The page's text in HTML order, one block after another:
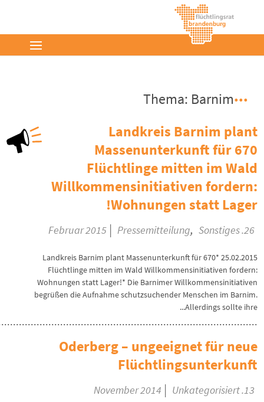
Thema: Barnim
Landkreis Barnim plant
Massenunterkunft für 670
Flüchtlinge mitten im Wald
Willkommensinitiativen fordern:
Wohnungen statt Lager!
26. Februar 2015
| Pressemitteilung, Sonstiges
25.02.2015 *Landkreis Barnim plant Massenunterkunft für 670
Flüchtlinge mitten im Wald Willkommensinitiativen fordern:
Wohnungen statt Lager!* Die Barnimer Willkommensinitiativen
begrüßen die Aufnahme schutzsuchender Menschen im Barnim.
Allerdings sollte ihre...
Oderberg – ungeeignet für neue
Flüchtlingsunterkunft
13. November 2014
| Unkategorisiert